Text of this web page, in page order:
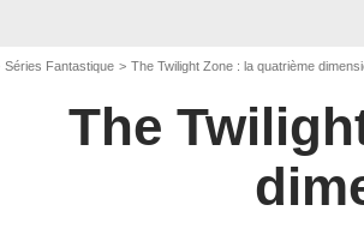
Séries Fantastique The Twilight Zone : la quatrième
The